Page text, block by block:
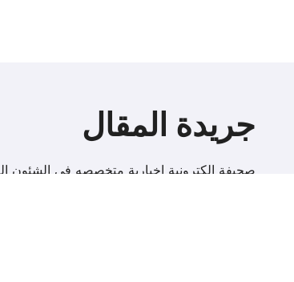
جريدة المقال
صحيفة إلكترونية اخبارية متخصصه فى الشئون